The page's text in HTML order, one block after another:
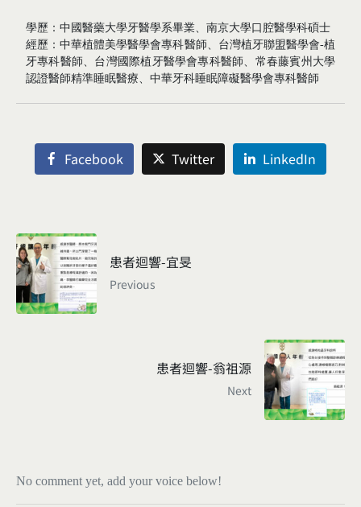
學歷：中國醫藥大學牙醫學系畢業、南京大學口腔醫學科碩士
經歷：中華植體美學醫學會專科醫師、台灣植牙聯盟醫學會-植
牙專科醫師、台灣國際植牙醫學會專科醫師、常春藤賓州大學
認證醫師精準睡眠醫療、中華牙科睡眠障礙醫學會專科醫師
Facebook Twitter LinkedIn
患者迴響-宜旻
Previous
患者迴響-翁祖源
Next
No comment yet, add your voice below!